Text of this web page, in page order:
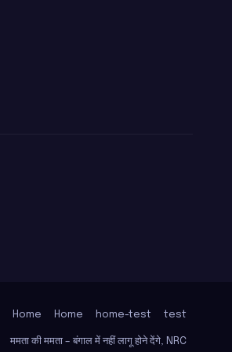
Home Home home-test test
ममता की ममता – बंगाल में नहीं लागू होने देंगे, NRC